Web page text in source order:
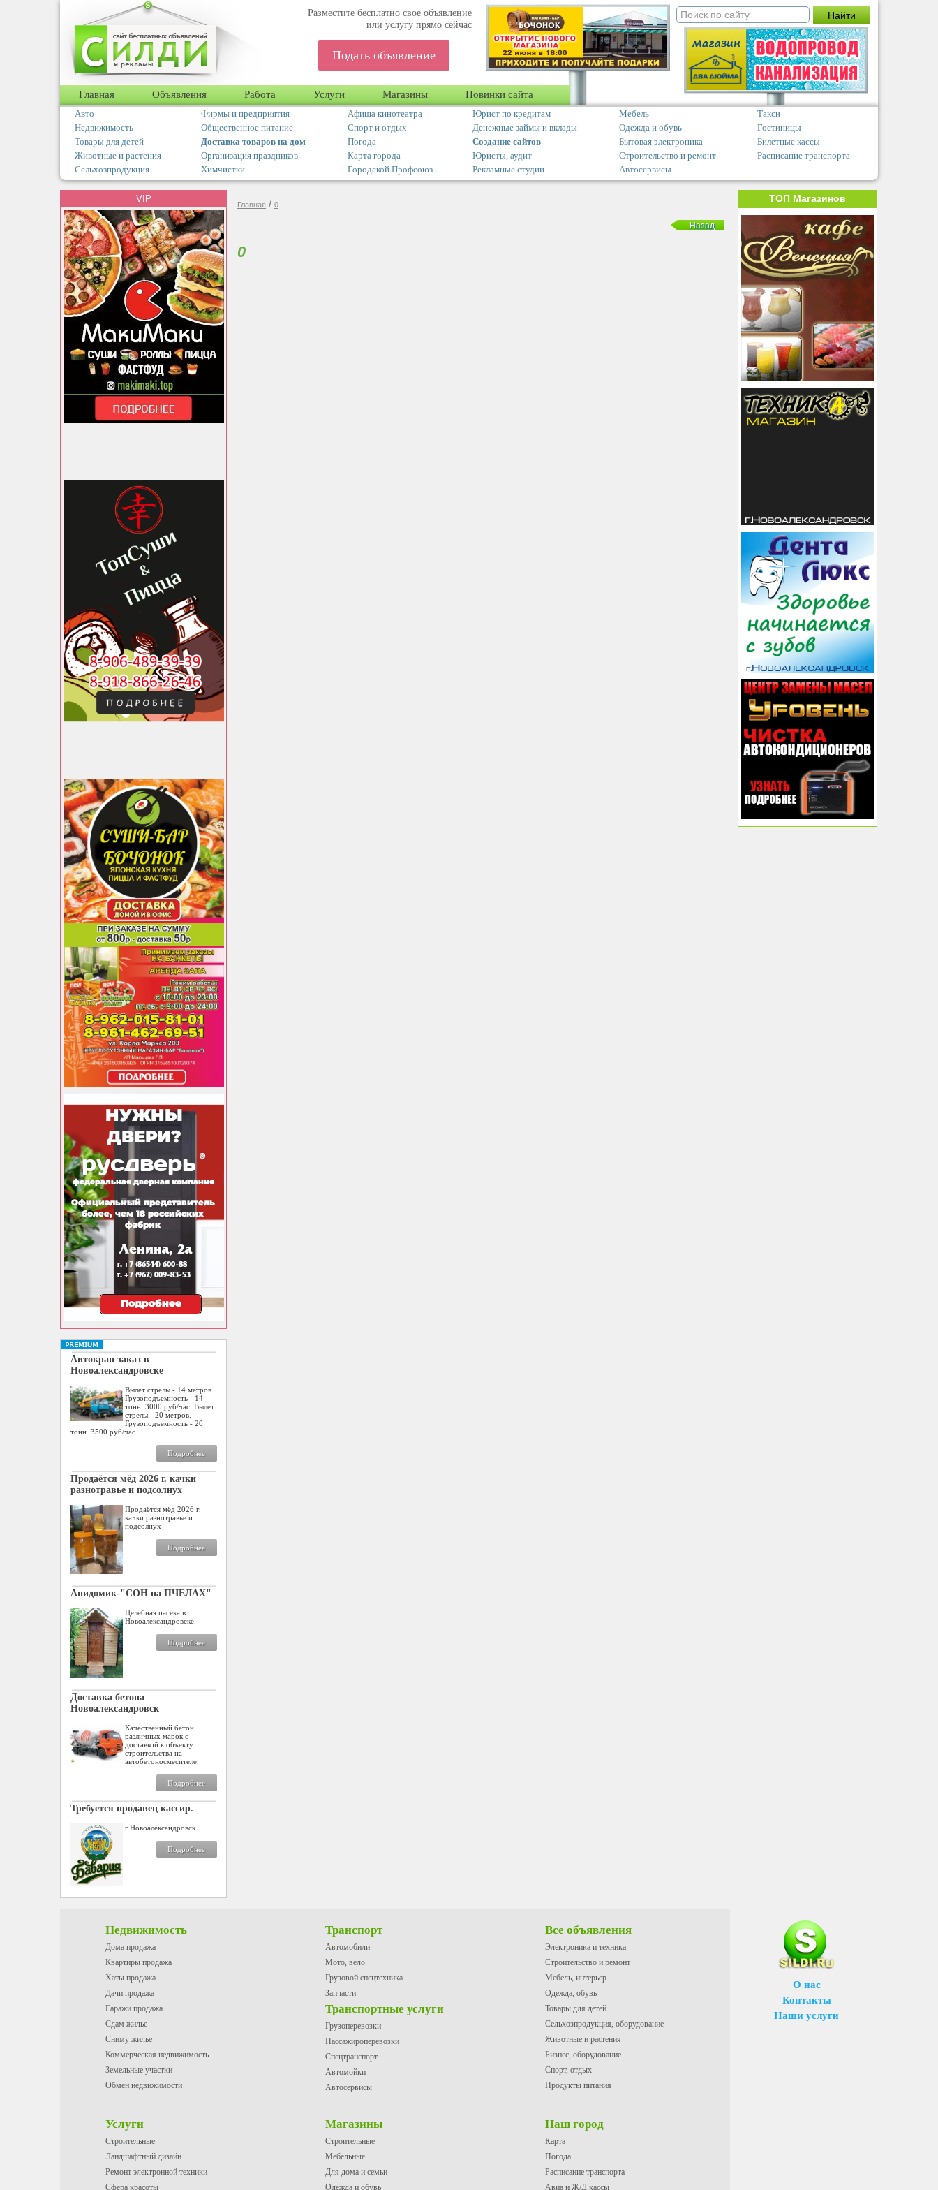
Разместите бесплатно свое объявление
или услугу прямо сейчас
Главная Объявления Работа Услуги Магазины Новинки сайта
Подать объявление
Авто Фирмы и предприятия Афиша кинотеатра Юрист по кредитам Мебель
Такси
Недвижимость
Общественное питание Спорт и отдых Денежные займы и вклады Одежда и обувь
Гостиницы
Товары для детей
Доставка товаров на дом Погода Создание сайтов Бытовая электроника
Билетные кассы
Животные и растения
Организация праздников Карта города Юристы, аудит Строительство и ремонт
Расписание транспорта
Сельхозпродукция
Химчистки Городской Профсоюз Рекламные студии Автосервисы
VIP
Автокран заказ в
Новоалександровске
Вылет стрелы - 14 метров.
Грузоподъемность - 14
тонн. 3000 руб/час. Вылет
стрелы - 20 метров.
Грузоподъемность - 20
тонн. 3500 руб/час.
Подробнее
Продаётся мёд 2026 г. качки
разнотравье и подсолнух
Продаётся мёд 2026 г.
качки разнотравье и
подсолнух
Подробнее
Апидомик-"СОН на ПЧЕЛАХ"
Целебная пасека в
Новоалександровске.
Подробнее
Доставка бетона
Новоалександровск
Качественный бетон
различных марок с
доставкой к объекту
строительства на
автобетоносмесителе.
Подробнее
Требуется продавец кассир.
г.Новоалександровск
Подробнее
Главная / 0
Назад
0
ТОП Магазинов
Недвижимость
Дома продажа
Квартиры продажа
Хаты продажа
Дачи продажа
Гаражи продажа
Сдам жилье
Сниму жилье
Коммерческая недвижимость
Земельные участки
Обмен недвижимости
Транспорт
Автомобили
Мото, вело
Грузовой спецтехника
Запчасти
Транспортные услуги
Грузоперевозки
Пассажироперевозки
Спецтранспорт
Автомойки
Автосервисы
Все объявления
Электроника и техника
Строительство и ремонт
Мебель, интерьер
Одежда, обувь
Товары для детей
Сельхозпродукция, оборудование
Животные и растения
Бизнес, оборудование
Спорт, отдых
Продукты питания
Услуги
Строительные
Ландшафтный дизайн
Ремонт электронной техники
Сфера красоты
Магазины
Строительные
Мебельные
Для дома и семьи
Одежда и обувь
Наш город
Карта
Погода
Расписание транспорта
Авиа и Ж/Д кассы
О нас
Контакты
Наши услуги